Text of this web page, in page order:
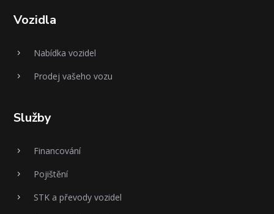
Vozidla
5 Nabídka vozidel
5 Prodej vašeho vozu
Služby
5 Financování
5 Pojištění
5 STK a převody vozidel